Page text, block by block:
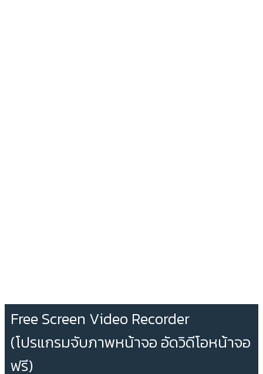
Free Screen Video Recorder
(โปรแกรมจับภาพหน้าจอ อัดวิดีโอหน้าจอ
ฟรี)